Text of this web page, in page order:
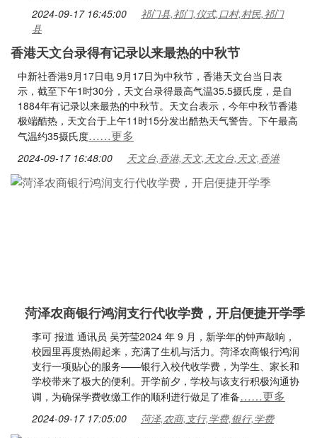
2024-09-17 16:45:00
祁门县,祁门,仪式,口村,村民,祁门
县
香港天文台录得有记录以来最热的中秋节
中新社香港9月17日电 9月17日为中秋节，香港天文台当日表
示，截至下午1时30分，天文台录得最高气温35.5摄氏度，是自
1884年有记录以来最热的中秋节。天文台表示，今年中秋节香港
极端酷热，天文台于上午11时15分发出酷热天气警告。下午最高
气温约35摄氏度……更多
2024-09-17 16:48:00 天文台,香港,天文,天文台,天文,香港
菏泽农商银行鸿润支行代收学费，开启便捷开学季
李可 报道 通讯员 吴芳莹2024 年 9 月，新学年的钟声敲响，
校园里再度热闹起来，充满了生机与活力。菏泽农商银行鸿润
支行一项贴心的服务——银行入校代收学费，为学生、家长和
学校带来了极大的便利。开学前夕，学校与该支行积极沟通协
调，为确保学费收缴工作的顺利进行做足了准备……更多
2024-09-17 17:05:00 菏泽,农商,支行,学费,银行,学费